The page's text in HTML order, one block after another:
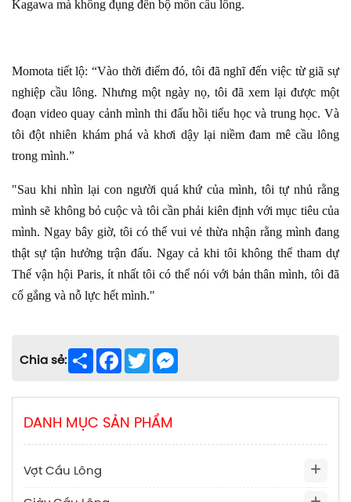
Kagawa mà không đụng đến bộ môn cầu lông.
Momota tiết lộ: “Vào thời điểm đó, tôi đã nghĩ đến việc từ giã sự
nghiệp cầu lông. Nhưng một ngày nọ, tôi đã xem lại được một
đoạn video quay cảnh mình thi đấu hồi tiểu học và trung học. Và
tôi đột nhiên khám phá và khơi dậy lại niềm đam mê cầu lông
trong mình.”
"Sau khi nhìn lại con người quá khứ của mình, tôi tự nhủ rằng
mình sẽ không bỏ cuộc và tôi cần phải kiên định với mục tiêu của
mình. Ngay bây giờ, tôi có thể vui vẻ thừa nhận rằng mình đang
thật sự tận hưởng trận đấu. Ngay cả khi tôi không thể tham dự
Thế vận hội Paris, ít nhất tôi có thể nói với bản thân mình, tôi đã
cố gắng và nỗ lực hết mình."
Chia sẻ: ShareFacebook
Twitter
DANH MỤC SẢN PHẨM
Vợt Cầu Lông